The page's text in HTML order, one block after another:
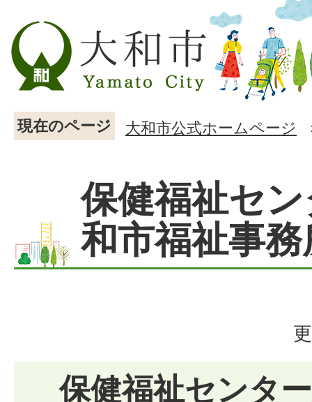
現在のページ 大和市公式ホームページ
保健福祉セ
和市福祉事務
保健福祉センタ